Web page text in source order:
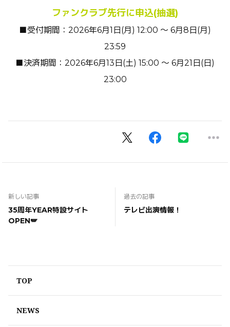
ファンクラブ先行に申込(抽選)
■受付期間：2026年6月1日(月) 12:00 ～ 6月8日(月)
23:59
■決済期間：2026年6月13日(土) 15:00 ～ 6月21日(日)
23:00
新しい記事
35周年YEAR特設サイト
OPEN🪽
過去の記事
テレビ出演情報！
TOP
NEWS